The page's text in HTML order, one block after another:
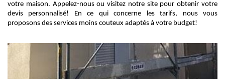
votre maison. Appelez-nous ou visitez notre site pour obtenir votre
devis personnalisé! En ce qui concerne les tarifs, nous vous
proposons des services moins couteux adaptés à votre budget!